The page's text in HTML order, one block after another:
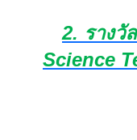
2. รางวัล
Science